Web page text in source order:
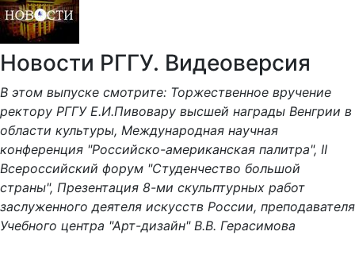
Новости РГГУ. Видеоверсия
В этом выпуске смотрите: Торжественное вручение
ректору РГГУ Е.И.Пивовару высшей награды Венгрии в
области культуры, Международная научная
конференция "Российско-американская палитра", II
Всероссийский форум "Студенчество большой
страны", Презентация 8-ми скульптурных работ
заслуженного деятеля искусств России, преподавателя
Учебного центра "Арт-дизайн" В.В. Герасимова